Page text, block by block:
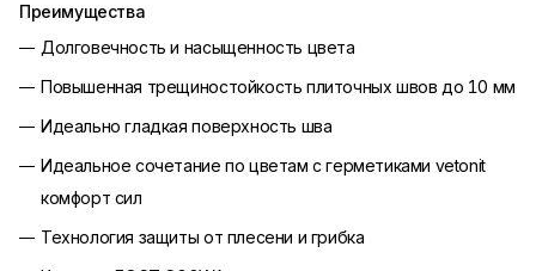
Преимущества
Долговечность и насыщенность цвета
Повышенная трещиностойкость плиточных швов до 10 мм
Идеально гладкая поверхность шва
Идеальное сочетание по цветам с герметиками vetonit
комфорт сил
Технология защиты от плесени и грибка